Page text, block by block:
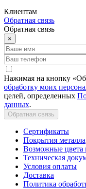
Клиентам
Обратная связь
Обратная связь
×
Нажимая на кнопку
обработку моих
целей, определенных
данных.
Обратная связь
Сертификаты
Покрытия металла
Возможные цвета
Техническая
Условия оплаты
Доставка
Политика